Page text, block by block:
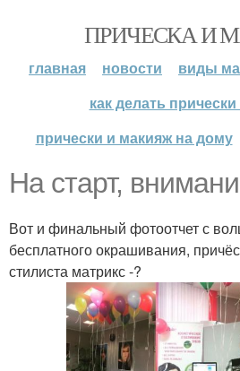
ПРИЧЕСКА И
главная новости
виды
как делать
прически и макияж на дому
На старт,
Вот и финальный фотоотчет с
бесплатного окрашивания,
стилиста матрикс -?